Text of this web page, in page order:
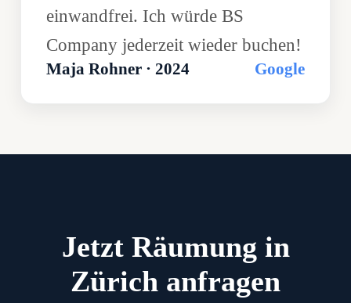
einwandfrei. Ich würde BS
Company jederzeit wieder buchen!
Maja Rohner · 2024 Google
Jetzt Räumung in
Zürich anfragen